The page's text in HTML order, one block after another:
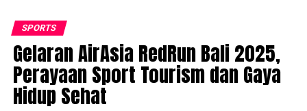
SPORTS
Gelaran AirAsia RedRun Bali 2025,
Perayaan Sport Tourism dan Gaya
Hidup Sehat